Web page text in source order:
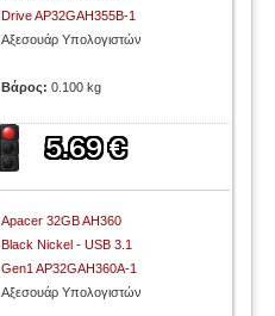
Drive AP32GAH355B-1
Αξεσουάρ Υπολογιστών
Βάρος:0.100 kg
Apacer 32GB AH360
Black Nickel - USB 3.1
Gen1 AP32GAH360A-1
Αξεσουάρ Υπολογιστών